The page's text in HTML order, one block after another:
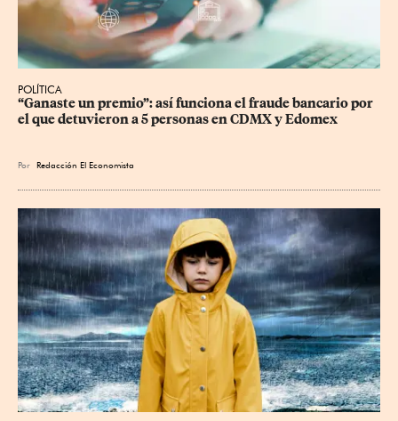
POLÍTICA
“Ganaste un premio”: así funciona el fraude bancario por
el que detuvieron a 5 personas en CDMX y Edomex
Por Redacción El Economista